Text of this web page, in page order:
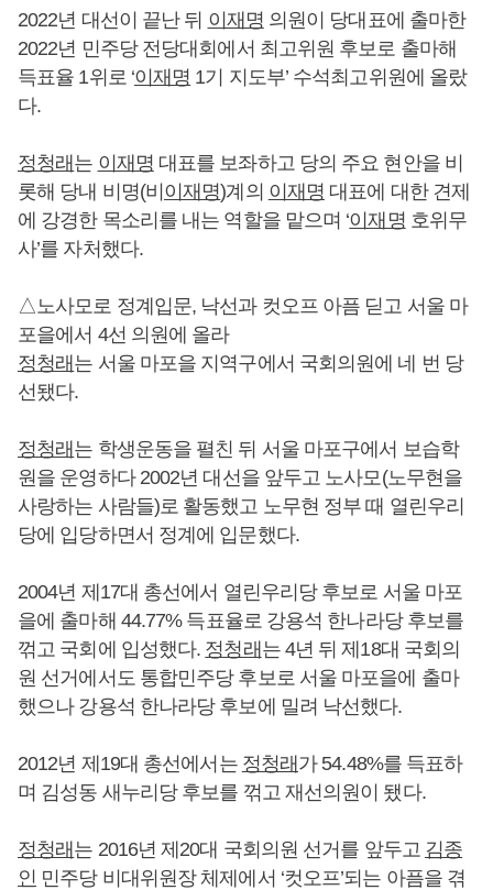
2022년 대선이 끝난 뒤 이재명 의원이 당대표에 출마한
2022년 민주당 전당대회에서 최고위원 후보로 출마해
득표율 1위로 ‘이재명 1기 지도부’ 수석최고위원에 올랐
다.
정청래 는 이재명 대표를 보좌하고 당의 주요 현안을 비
롯해 당내 비명(비 이재명)계의 이재명 대표에 대한 견제
에 강경한 목소리를 내는 역할을 맡으며 ‘이재명 호위무
사’를 자처했다.
△노사모로 정계입문, 낙선과 컷오프 아픔 딛고 서울 마
포을에서 4선 의원에 올라
정청래 는 서울 마포을 지역구에서 국회의원에 네 번 당
선됐다.
정청래 는 학생운동을 펼친 뒤 서울 마포구에서 보습학
원을 운영하다 2002년 대선을 앞두고 노사모(노무현을
사랑하는 사람들)로 활동했고 노무현 정부 때 열린우리
당에 입당하면서 정계에 입문했다.
2004년 제17대 총선에서 열린우리당 후보로 서울 마포
을에 출마해 44.77% 득표율로 강용석 한나라당 후보를
꺾고 국회에 입성했다. 정청래 는 4년 뒤 제18대 국회의
원 선거에서도 통합민주당 후보로 서울 마포을에 출마
했으나 강용석 한나라당 후보에 밀려 낙선했다.
2012년 제19대 총선에서는 정청래 가 54.48%를 득표하
며 김성동 새누리당 후보를 꺾고 재선의원이 됐다.
정청래 는 2016년 제20대 국회의원 선거를 앞두고 김종
인 민주당 비대위원장 체제에서 ‘컷오프’되는 아픔을 겪